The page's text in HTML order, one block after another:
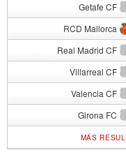
Getafe CF
RCD Mallorca
Real Madrid CF
Villarreal CF
Valencia CF
Girona FC
MÁS